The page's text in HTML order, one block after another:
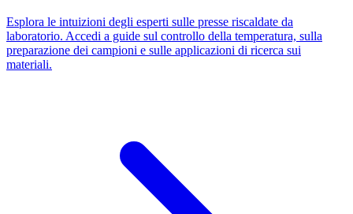
Esplora le intuizioni degli esperti sulle presse riscaldate da
laboratorio. Accedi a guide sul controllo della temperatura, sulla
preparazione dei campioni e sulle applicazioni di ricerca sui
materiali.